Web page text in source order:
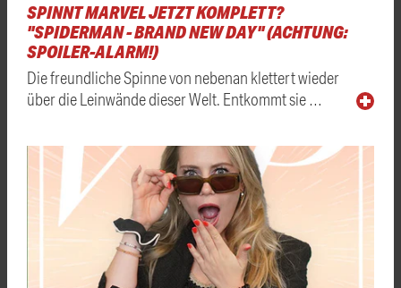
SPINNT MARVEL JETZT KOMPLETT?
"SPIDERMAN - BRAND NEW DAY" (ACHTUNG:
SPOILER-ALARM!)
Die freundliche Spinne von nebenan klettert wieder
über die Leinwände dieser Welt. Entkommt sie …